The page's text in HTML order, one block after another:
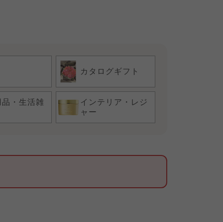
カタログギフト
品・生活雑
インテリア・レジ
ャー